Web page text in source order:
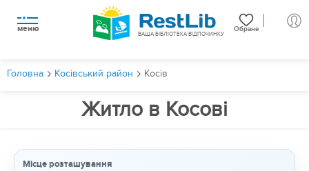
меню Обране
ВАША БІБЛІОТЕКА ВІДПОЧИНКУ
Головна Косівський район Косів
Житло в Косові
Місце розташування